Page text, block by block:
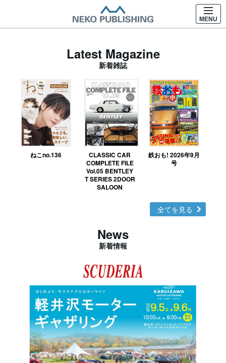
MENU
Latest Magazine
新着雑誌
ねこno.136
CLASSIC CAR
COMPLETE FILE
Vol.05 BENTLEY
T SERIES 2DOOR
SALOON
鉄おも! 2026年9月
号
全てを見る
News
新着情報